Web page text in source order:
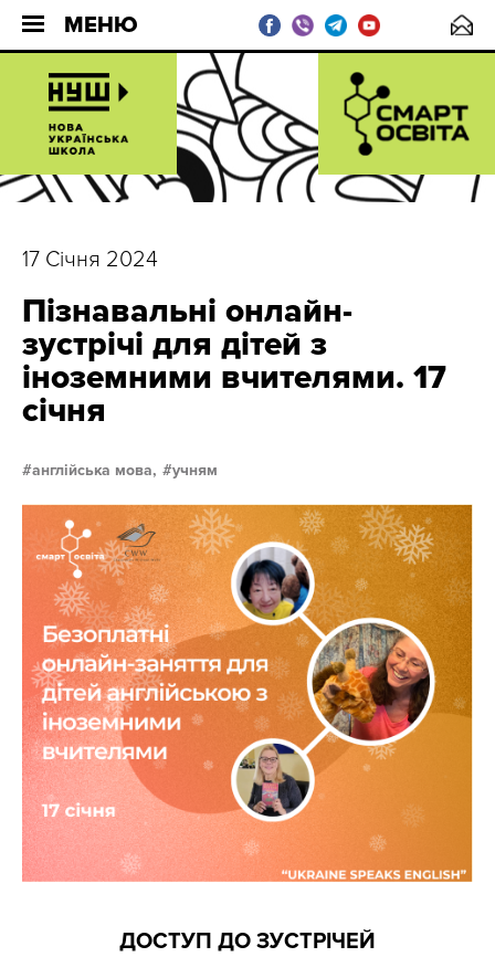
МЕНЮ
17 Січня 2024
Пізнавальні онлайн-
зустрічі для дітей з
іноземними вчителями. 17
січня
англійська мова, учням
ДОСТУП ДО ЗУСТРІЧЕЙ